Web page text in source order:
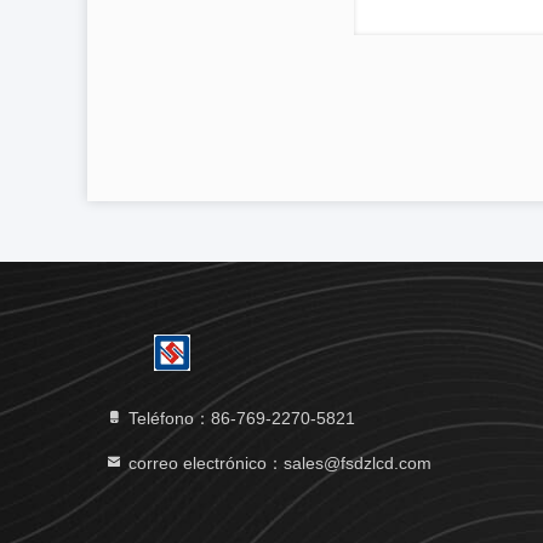
Teléfono：86-769-2270-5821
correo electrónico：sales@fsdzlcd.com